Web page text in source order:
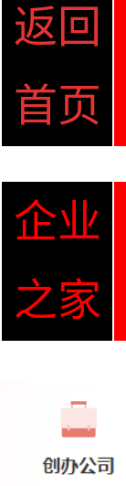
返回
首页
企业
之家